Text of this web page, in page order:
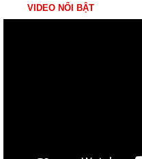
VIDEO NỔI BẬT